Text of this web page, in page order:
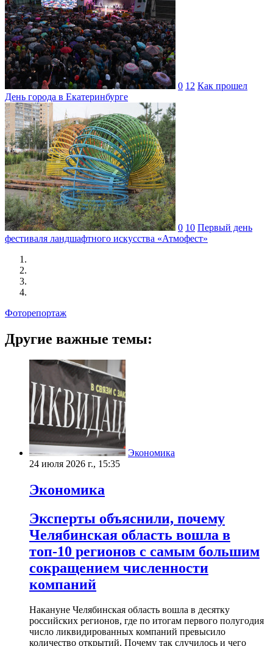
0 12 Как прошел
День города в Екатеринбурге
0 10 Первый день
фестиваля ландшафтного искусства «Атмофест»
Фоторепортаж
Другие важные темы:
Экономика
24 июля 2026 г., 15:35
Экономика
Эксперты объяснили, почему
Челябинская область вошла в
топ-10 регионов с самым большим
сокращением численности
компаний
Накануне Челябинская область вошла в десятку
российских регионов, где по итогам первого полугодия
число ликвидированных компаний превысило
количество открытий. Почему так случилось и чего